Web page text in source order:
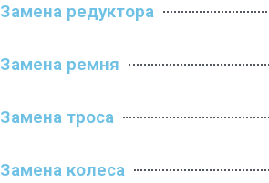
Замена редуктора
Замена ремня
Замена троса
Замена колеса